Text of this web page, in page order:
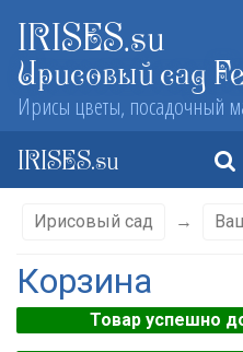
IRISES.su
Ирисовый сад
Ирисы цветы, посадочный
IRISES.su
Ирисовый сад →
Корзина
Товар успешно